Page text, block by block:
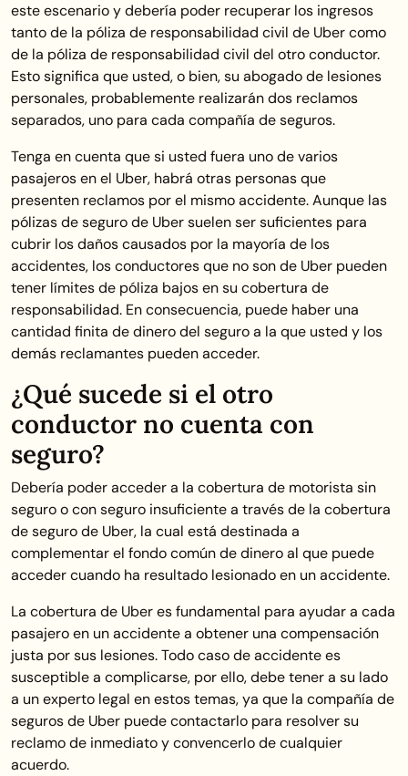
este escenario y debería poder recuperar los ingresos
tanto de la póliza de responsabilidad civil de Uber como
de la póliza de responsabilidad civil del otro conductor.
Esto significa que usted, o bien, su abogado de lesiones
personales, probablemente realizarán dos reclamos
separados, uno para cada compañía de seguros.
Tenga en cuenta que si usted fuera uno de varios
pasajeros en el Uber, habrá otras personas que
presenten reclamos por el mismo accidente. Aunque las
pólizas de seguro de Uber suelen ser suficientes para
cubrir los daños causados por la mayoría de los
accidentes, los conductores que no son de Uber pueden
tener límites de póliza bajos en su cobertura de
responsabilidad. En consecuencia, puede haber una
cantidad finita de dinero del seguro a la que usted y los
demás reclamantes pueden acceder.
¿Qué sucede si el otro
conductor no cuenta con
seguro?
Debería poder acceder a la cobertura de motorista sin
seguro o con seguro insuficiente a través de la cobertura
de seguro de Uber, la cual está destinada a
complementar el fondo común de dinero al que puede
acceder cuando ha resultado lesionado en un accidente.
La cobertura de Uber es fundamental para ayudar a cada
pasajero en un accidente a obtener una compensación
justa por sus lesiones. Todo caso de accidente es
susceptible a complicarse, por ello, debe tener a su lado
a un experto legal en estos temas, ya que la compañía de
seguros de Uber puede contactarlo para resolver su
reclamo de inmediato y convencerlo de cualquier
acuerdo.